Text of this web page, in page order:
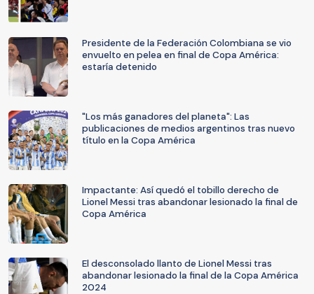
Presidente de la Federación Colombiana se vio
envuelto en pelea en final de Copa América:
estaría detenido
"Los más ganadores del planeta": Las
publicaciones de medios argentinos tras nuevo
título en la Copa América
Impactante: Así quedó el tobillo derecho de
Lionel Messi tras abandonar lesionado la final de
Copa América
El desconsolado llanto de Lionel Messi tras
abandonar lesionado la final de la Copa América
2024